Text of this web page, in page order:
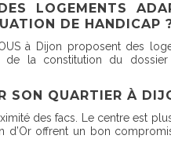
LOGEMENTS
DE HANDICAP
à Dijon proposent des
la constitution du dossier
SON QUARTIER À
des facs. Le centre est
d’Or offrent un bon